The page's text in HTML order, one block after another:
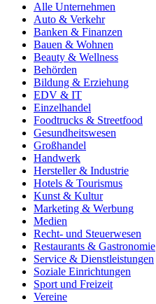
Alle Unternehmen
Auto & Verkehr
Banken & Finanzen
Bauen & Wohnen
Beauty & Wellness
Behörden
Bildung & Erziehung
EDV & IT
Einzelhandel
Foodtrucks & Streetfood
Gesundheitswesen
Großhandel
Handwerk
Hersteller & Industrie
Hotels & Tourismus
Kunst & Kultur
Marketing & Werbung
Medien
Recht- und Steuerwesen
Restaurants & Gastronomie
Service & Dienstleistungen
Soziale Einrichtungen
Sport und Freizeit
Vereine